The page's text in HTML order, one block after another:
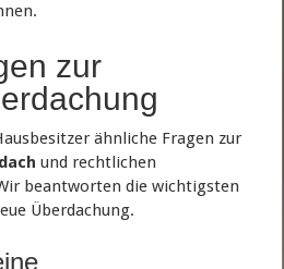
zur
ähnliche Fragen zur
und rechtlichen
beantworten die wichtigsten
Überdachung.